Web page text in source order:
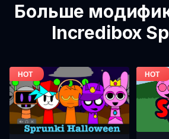
Больше
Incredibox